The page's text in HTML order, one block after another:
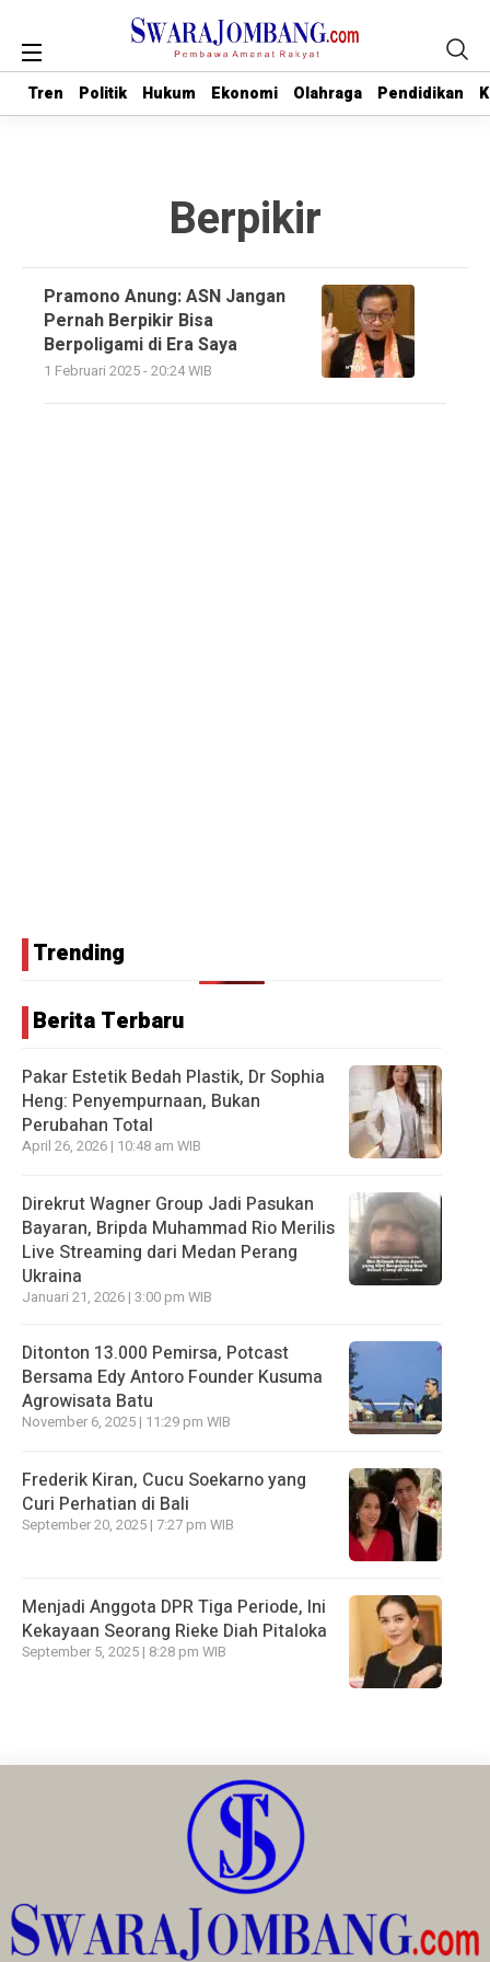
Tren Politik Hukum Ekonomi Olahraga Pendidikan
Tren Politik Hukum Ekonomi Olahraga Pendidikan
Berpikir
Pramono Anung: ASN Jangan
Pernah Berpikir Bisa
Berpoligami di Era Saya
1 Februari 2025 - 20:24 WIB
Trending
Berita Terbaru
Pakar Estetik Bedah Plastik, Dr Sophia
Heng: Penyempurnaan, Bukan
Perubahan Total
April 26, 2026 | 10:48 am WIB
Direkrut Wagner Group Jadi Pasukan
Bayaran, Bripda Muhammad Rio Merilis
Live Streaming dari Medan Perang
Ukraina
Januari 21, 2026 | 3:00 pm WIB
Ditonton 13.000 Pemirsa, Potcast
Bersama Edy Antoro Founder Kusuma
Agrowisata Batu
November 6, 2025 | 11:29 pm WIB
Frederik Kiran, Cucu Soekarno yang
Curi Perhatian di Bali
September 20, 2025 | 7:27 pm WIB
Menjadi Anggota DPR Tiga Periode, Ini
Kekayaan Seorang Rieke Diah Pitaloka
September 5, 2025 | 8:28 pm WIB